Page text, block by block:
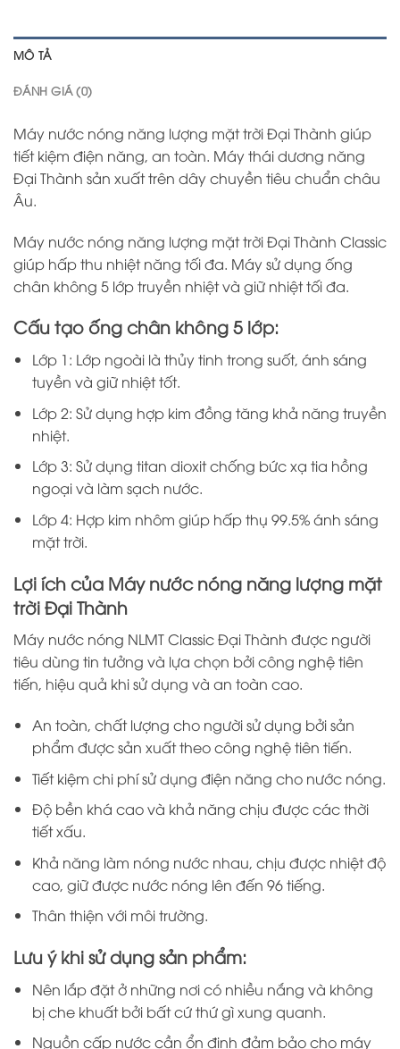
MÔ TẢ
ĐÁNH GIÁ (0)
Máy nước nóng năng lượng mặt trời Đại Thành giúp
tiết kiệm điện năng, an toàn. Máy thái dương năng
Đại Thành sản xuất trên dây chuyền tiêu chuẩn châu
Âu.
Máy nước nóng năng lượng mặt trời Đại Thành Classic
giúp hấp thu nhiệt năng tối đa. Máy sử dụng ống
chân không 5 lớp truyền nhiệt và giữ nhiệt tối đa.
Cấu tạo ống chân không 5 lớp:
Lớp 1: Lớp ngoài là thủy tinh trong suốt, ánh sáng
tuyền và giữ nhiệt tốt.
Lớp 2: Sử dụng hợp kim đồng tăng khả năng truyền
nhiệt.
Lớp 3: Sử dụng titan dioxit chống bức xạ tia hồng
ngoại và làm sạch nước.
Lớp 4: Hợp kim nhôm giúp hấp thụ 99.5% ánh sáng
mặt trời.
Lợi ích của Máy nước nóng năng lượng mặt
trời Đại Thành
Máy nước nóng NLMT Classic Đại Thành được người
tiêu dùng tin tưởng và lựa chọn bởi công nghệ tiên
tiến, hiệu quả khi sử dụng và an toàn cao.
An toàn, chất lượng cho người sử dụng bởi sản
phẩm được sản xuất theo công nghệ tiên tiến.
Tiết kiệm chi phí sử dụng điện năng cho nước nóng.
Độ bền khá cao và khả năng chịu được các thời
tiết xấu.
Khả năng làm nóng nước nhau, chịu được nhiệt độ
cao, giữ được nước nóng lên đến 96 tiếng.
Thân thiện với môi trường.
Lưu ý khi sử dụng sản phẩm:
Nên lắp đặt ở những nơi có nhiều nắng và không
bị che khuất bởi bất cứ thứ gì xung quanh.
Nguồn cấp nước cần ổn định đảm bảo cho máy